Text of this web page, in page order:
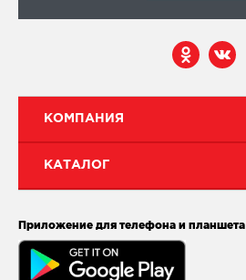
КОМПАНИЯ
КАТАЛОГ
Приложение для телефона и планшета